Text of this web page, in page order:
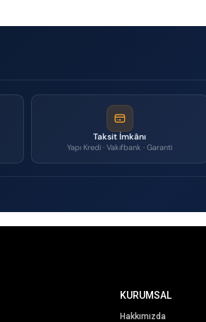
Taksit İmkânı
Yapı Kredi · Vakıfbank · Garanti
KURUMSAL
Hakkımızda